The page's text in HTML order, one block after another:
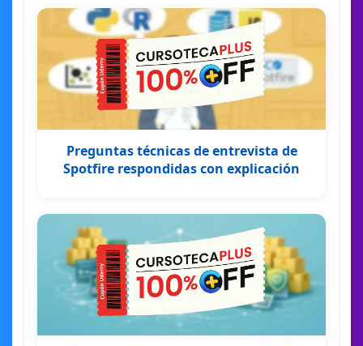
Preguntas técnicas de entrevista de
Spotfire respondidas con explicación